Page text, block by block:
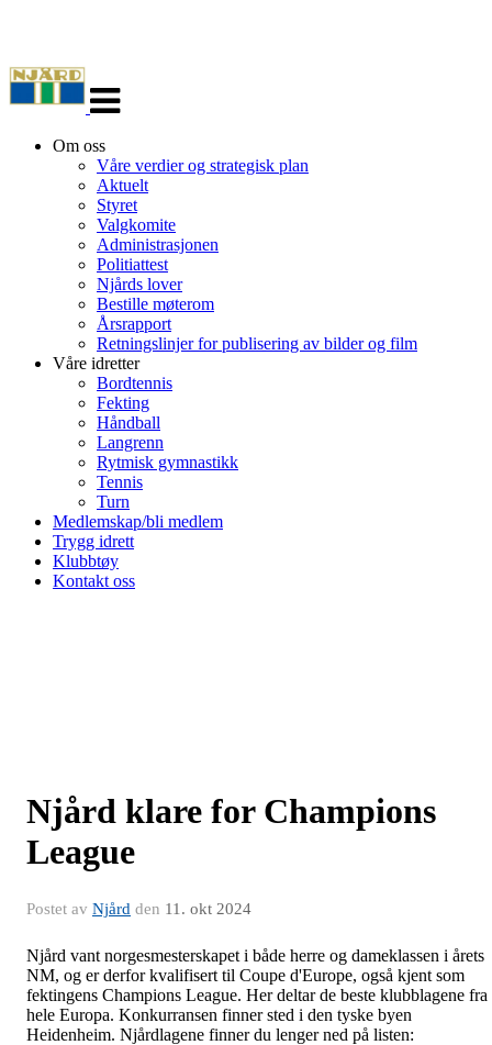
navigasjon
Om oss
Våre verdier og strategisk plan
Aktuelt
Styret
Valgkomite
Administrasjonen
Politiattest
Njårds lover
Bestille møterom
Årsrapport
Retningslinjer for publisering av bilder og film
Våre idretter
Bordtennis
Fekting
Håndball
Langrenn
Rytmisk gymnastikk
Tennis
Turn
Medlemskap/bli medlem
Trygg idrett
Klubbtøy
Kontakt oss
Njård klare for Champions
League
Postet av Njård den 11. okt 2024
Njård vant norgesmesterskapet i både herre og dameklassen i årets
NM, og er derfor kvalifisert til Coupe d'Europe, også kjent som
fektingens Champions League. Her deltar de beste klubblagene fra
hele Europa. Konkurransen finner sted i den tyske byen
Heidenheim. Njårdlagene finner du lenger ned på listen: